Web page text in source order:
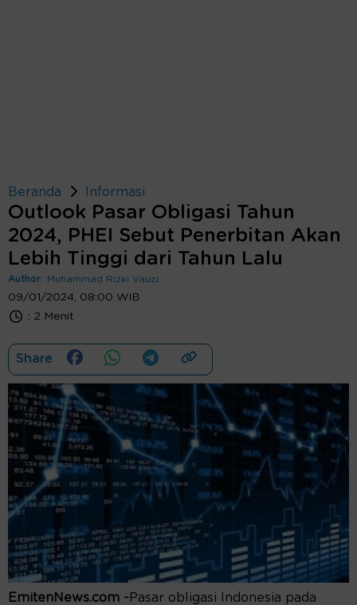
Beranda Informasi
Outlook Pasar Obligasi Tahun
2024, PHEI Sebut Penerbitan Akan
Lebih Tinggi dari Tahun Lalu
Author: Muhammad Rizki Vauzi
09/01/2024, 08:00 WIB
: 2 Menit
Share
EmitenNews.com - Pasar obligasi Indonesia pada